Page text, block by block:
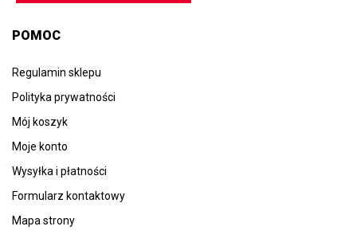
POMOC
Regulamin sklepu
Polityka prywatności
Mój koszyk
Moje konto
Wysyłka i płatności
Formularz kontaktowy
Mapa strony